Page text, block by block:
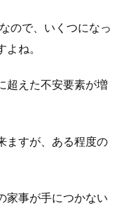
ので、いくつになっ
ね。
超えた不安要素が増
ますが、ある程度の
家事が手につかない